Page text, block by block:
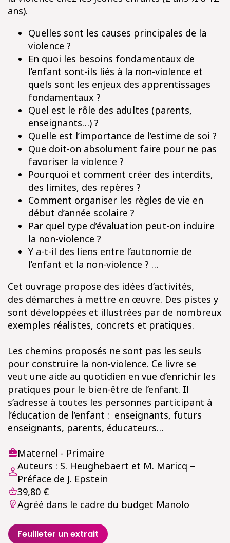
ans).
Quelles sont les causes principales de la
violence ?
En quoi les besoins fondamentaux de
l’enfant sont-ils liés à la non-violence et
quels sont les enjeux des apprentissages
fondamentaux ?
Quel est le rôle des adultes (parents,
enseignants…) ?
Quelle est l’importance de l’estime de soi ?
Que doit-on absolument faire pour ne pas
favoriser la violence ?
Pourquoi et comment créer des interdits,
des limites, des repères ?
Comment organiser les règles de vie en
début d’année scolaire ?
Par quel type d’évaluation peut-on induire
la non-violence ?
Y a-t-il des liens entre l’autonomie de
l’enfant et la non-violence ? …
Cet ouvrage propose des idées d’activités,
des démarches à mettre en œuvre. Des pistes y
sont développées et illustrées par de nombreux
exemples réalistes, concrets et pratiques.
Les chemins proposés ne sont pas les seuls
pour construire la non-violence. Ce livre se
veut une aide au quotidien en vue d’enrichir les
pratiques pour le bien-être de l’enfant. Il
s’adresse à toutes les personnes participant à
l’éducation de l’enfant : enseignants, futurs
enseignants, parents, éducateurs…
Maternel - Primaire
Auteurs : S. Heughebaert et M. Maricq –
Préface de J. Epstein
39,80 €
Agréé dans le cadre du budget Manolo
Feuilleter un extrait